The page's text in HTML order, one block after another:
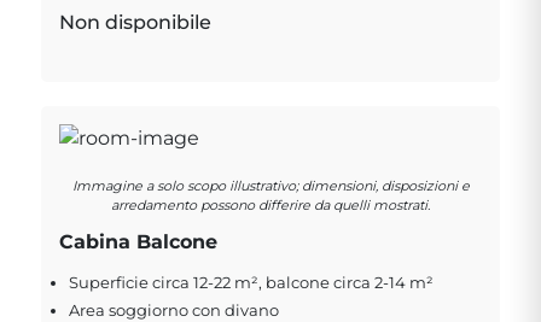
Non disponibile
Immagine a solo scopo illustrativo; dimensioni, disposizioni e
arredamento possono differire da quelli mostrati.
Cabina Balcone
Superficie circa 12-22 m², balcone circa 2-14 m²
Area soggiorno con divano